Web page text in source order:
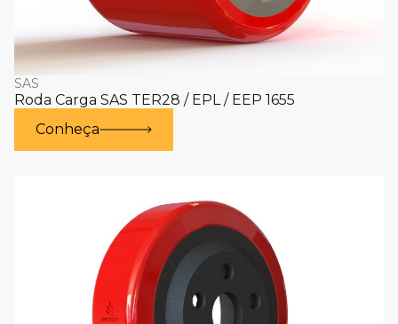
SAS
Roda Carga SAS TER28 / EPL / EEP 1655
Conheça